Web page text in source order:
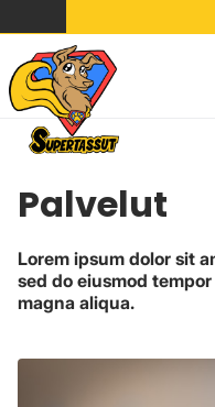
Palvelut
Lorem ipsum dolor sit
sed do eiusmod
magna aliqua.